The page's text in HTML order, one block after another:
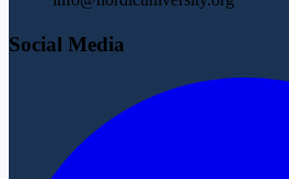
Social Media